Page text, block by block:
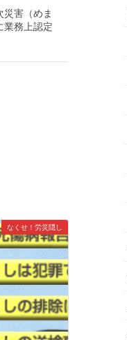
災害（めま
業務上認定
なくせ！労災隠し